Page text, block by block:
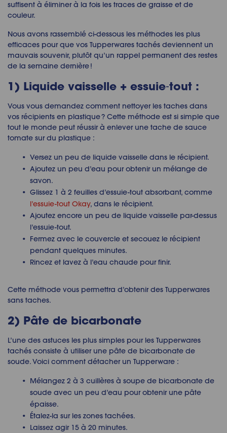
suffisent à éliminer à la fois les traces de graisse et de
couleur.
Nous avons rassemblé ci-dessous les méthodes les plus
efficaces pour que vos Tupperwares tachés deviennent un
mauvais souvenir, plutôt qu’un rappel permanent des restes
de la semaine dernière !
1) Liquide vaisselle + essuie‑tout :
Vous vous demandez comment nettoyer les taches dans
vos récipients en plastique ? Cette méthode est si simple que
tout le monde peut réussir à enlever une tache de sauce
tomate sur du plastique :
Versez un peu de liquide vaisselle dans le récipient.
Ajoutez un peu d’eau pour obtenir un mélange de
savon.
Glissez 1 à 2 feuilles d’essuie-tout absorbant, comme
l’essuie-tout Okay, dans le récipient.
Ajoutez encore un peu de liquide vaisselle par-dessus
l’essuie-tout.
Fermez avec le couvercle et secouez le récipient
pendant quelques minutes.
Rincez et lavez à l’eau chaude pour finir.
Cette méthode vous permettra d’obtenir des Tupperwares
sans taches.
2) Pâte de bicarbonate
L’une des astuces les plus simples pour les Tupperwares
tachés consiste à utiliser une pâte de bicarbonate de
soude. Voici comment détacher un Tupperware :
Mélangez 2 à 3 cuillères à soupe de bicarbonate de
soude avec un peu d’eau pour obtenir une pâte
épaisse.
Étalez-la sur les zones tachées.
Laissez agir 15 à 20 minutes.